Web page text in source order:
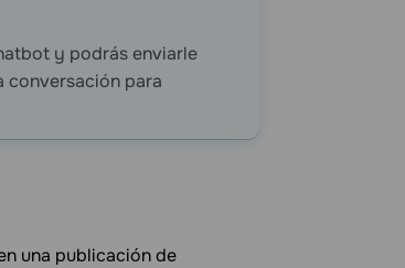
y podrás enviarle
conversación para
una publicación de